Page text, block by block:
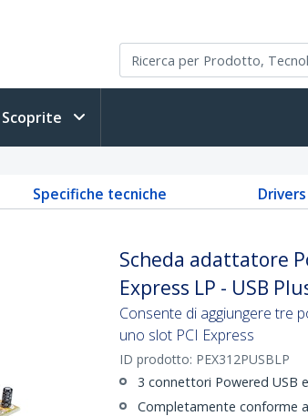
Scoprite
Specifiche tecniche
Scheda adattatore
Express LP - USB
Consente di aggiungere tre
uno slot PCI Express
ID prodotto: PEX312PUSBLP
3 connettori Powered USB
Completamente conforme